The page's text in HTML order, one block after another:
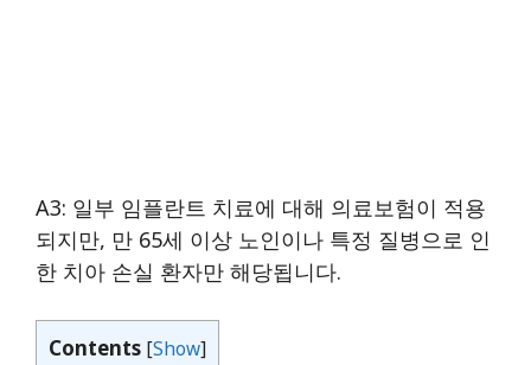
A3: 일부 임플란트 치료에 대해 의료보험이 적용
되지만, 만 65세 이상 노인이나 특정 질병으로 인
한 치아 손실 환자만 해당됩니다.
Contents [Show]